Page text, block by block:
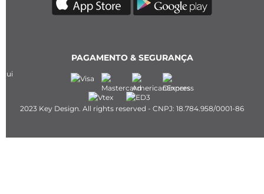
PAGAMENTO & SEGURANÇA
2023 Key Design. All rights reserved - CNPJ: 18.784.958/0001-86